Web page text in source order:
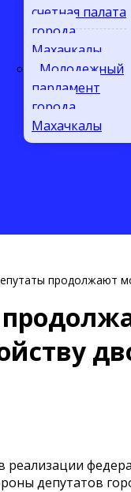
счетная палата
города
Махачкалы
Молодежный
парламент
города
Махачкалы
продолжают
реализации
депутатов